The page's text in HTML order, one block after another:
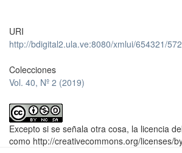
URI
http://bdigital2.ula.ve:8080/xmlui/654321/
Colecciones
Vol. 40, Nº 2 (2019)
Excepto si se señala otra cosa, la licencia
como http://creativecommons.org/licenses/